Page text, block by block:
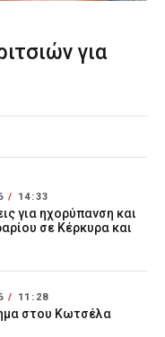
για
/ 14:33
για ηχορύπανση και
σε Κέρκυρα και
/ 11:28
στου Κωτσέλα